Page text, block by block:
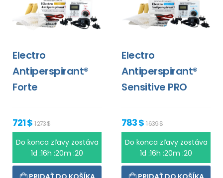
Electro
Antiperspirant®
Forte
721 $1 273 $
Do konca zľavy zostáva
1d :16h :20m :20
Electro
Antiperspirant®
Sensitive PRO
783 $1 639 $
Do konca zľavy zostáva
1d :16h :20m :20